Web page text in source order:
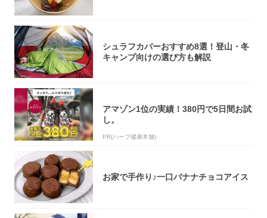
シュラフカバーおすすめ8選！登山・冬
キャンプ向けの選び方も解説
アマゾン1位の実績！380円で5日間お試
し。
PR(ハーブ健康本舗)
お家で手作り♪一口バナナチョコアイス